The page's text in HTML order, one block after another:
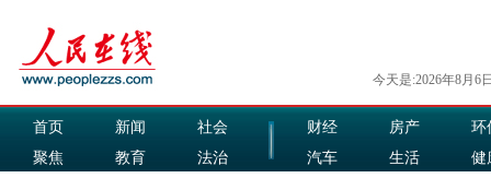
今天是:2026年8月6
首页 新闻
社会
聚焦
教育
法治
财经 房产
环
汽车
生活
健